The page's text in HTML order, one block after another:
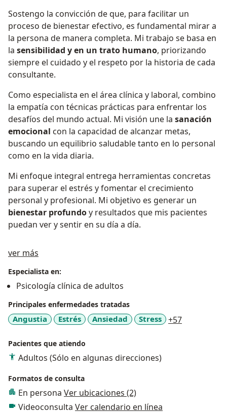
Sostengo la convicción de que, para facilitar un
proceso de bienestar efectivo, es fundamental mirar a
la persona de manera completa. Mi trabajo se basa en
la sensibilidad y en un trato humano, priorizando
siempre el cuidado y el respeto por la historia de cada
consultante.
Como especialista en el área clínica y laboral, combino
la empatía con técnicas prácticas para enfrentar los
desafíos del mundo actual. Mi visión une la sanación
emocional con la capacidad de alcanzar metas,
buscando un equilibrio saludable tanto en lo personal
como en la vida diaria.
Mi enfoque integral entrega herramientas concretas
para superar el estrés y fomentar el crecimiento
personal y profesional. Mi objetivo es generar un
bienestar profundoy resultados que mis pacientes
puedan ver y sentir en su día a día.
ver más
Especialista en:
Psicología clínica de adultos
Principales enfermedades tratadas
Angustia Estrés Ansiedad Stress +57
Pacientes que atiendo
Adultos (Sólo en algunas direcciones)
Formatos de consulta
En persona Ver ubicaciones (2)
Videoconsulta Ver calendario en línea